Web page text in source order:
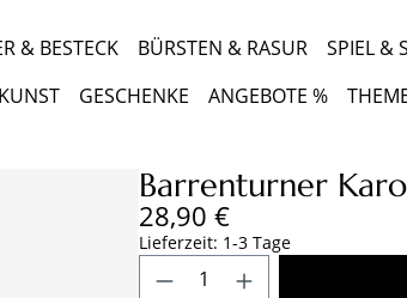
& BESTECK BÜRSTEN & RASUR
SPIEL &
GESCHENKE ANGEBOTE %
Barrenturner Karo
Regulärer Preis:
28,90 €
Lieferzeit: 1-3 Tage
Produkt Anzahl: